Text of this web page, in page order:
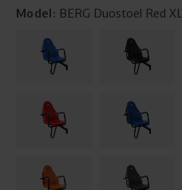
Model: BERG Duostoel Red XL